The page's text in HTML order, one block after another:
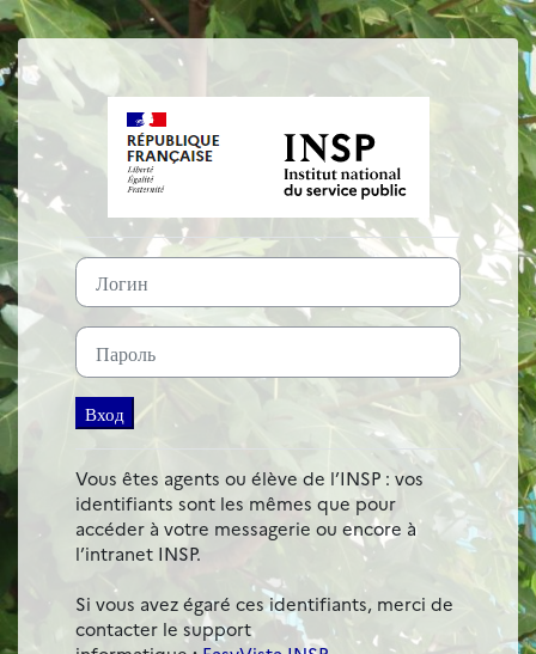
Перейти к основному содержанию
Зайти на
Пропустить и перейти к созданию новой учетной записи
Логин
Пароль
Вход
Vous êtes agents ou élève de l’INSP : vos
identifiants sont les mêmes que pour
accéder à votre messagerie ou encore à
l’intranet INSP.
Si vous avez égaré ces identifiants, merci de
contacter le support